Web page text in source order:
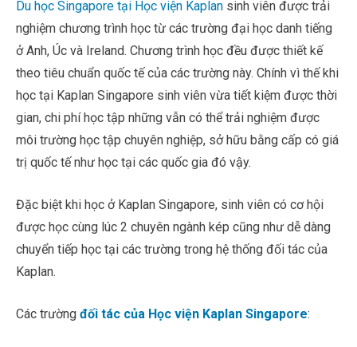
Du học Singapore tại Học viện Kaplan sinh viên được trải
nghiệm chương trình học từ các trường đại học danh tiếng
ở Anh, Úc và Ireland. Chương trình học đều được thiết kế
theo tiêu chuẩn quốc tế của các trường này. Chính vì thế khi
học tại Kaplan Singapore sinh viên vừa tiết kiệm được thời
gian, chi phí học tập những vẫn có thể trải nghiệm được
môi trường học tập chuyên nghiệp, sở hữu bằng cấp có giá
trị quốc tế như học tại các quốc gia đó vậy.
Đặc biệt khi học ở Kaplan Singapore, sinh viên có cơ hội
được học cùng lúc 2 chuyên ngành kép cũng như dễ dàng
chuyển tiếp học tại các trường trong hệ thống đối tác của
Kaplan.
Các trường đối tác của Học viện Kaplan Singapore: